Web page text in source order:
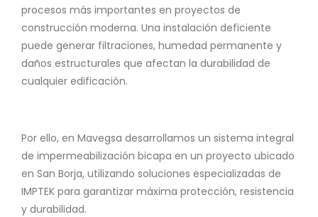
procesos más importantes en proyectos de
construcción moderna. Una instalación deficiente
puede generar filtraciones, humedad permanente y
daños estructurales que afectan la durabilidad de
cualquier edificación.
Por ello, en Mavegsa desarrollamos un sistema integral
de impermeabilización bicapa en un proyecto ubicado
en San Borja, utilizando soluciones especializadas de
IMPTEK para garantizar máxima protección, resistencia
y durabilidad.